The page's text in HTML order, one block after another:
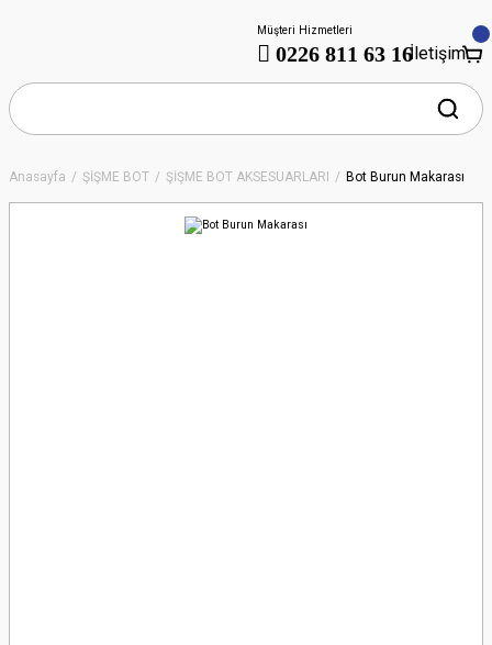
Müşteri Hizmetleri
0226 811 63 16İletişim
Anasayfa ŞİŞME BOT ŞİŞME BOT AKSESUARLARI Bot Burun Makarası